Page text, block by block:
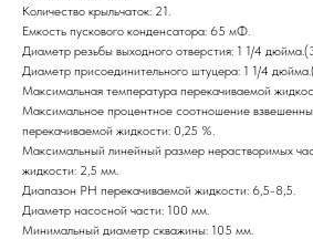
Количество крыльчаток: 21.
Емкость пускового конденсатора: 65 мФ.
Диаметр резьбы выходного отверстия: 1 1/4
Диаметр присоединительного штуцера: 1 1/4
Максимальная температура перекачиваемой
Максимальное процентное соотношение
перекачиваемой жидкости: 0,25 %.
Максимальный линейный размер нерастворимых
жидкости: 2,5 мм.
Диапазон РН перекачиваемой жидкости: 6,5-8,5.
Диаметр насосной части: 100 мм.
Минимальный диаметр скважины: 105 мм.